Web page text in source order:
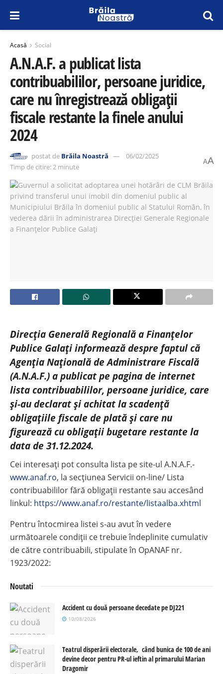
Acasă Social
A.N.A.F. a publicat lista
contribuabililor, persoane juridice,
care nu înregistrează obligaţii
fiscale restante la finele anului
2024
postat de Brăila Noastră
06/02/2025
Timp de citire: 2 minute
AA
Direcţia Generală Regională a Finanţelor
Publice Galaţi informează despre faptul că
Agenţia Naţională de Administrare Fiscală
(A.N.A.F.) a publicat pe pagina de internet
lista contribuabililor, persoane juridice, care
şi-au declarat şi achitat la scadenţă
obligaţiile fiscale de plată şi care nu
figurează cu obligaţii bugetare restante la
data de 31.12.2024.
Cei interesaţi pot consulta lista pe site-ul A.N.A.F.-
www.anaf.ro, la secţiunea Servicii on-line/ Lista
contribuabililor fără obligaţii restante sau accesând
linkul: https://www.anaf.ro/restante/listaalba.xhtml
Pentru întocmirea listei s-au avut în vedere
următoarele condiţii ce trebuie îndeplinite cumulativ
de către contribuabili, stipulate în OpANAF nr.
1923/2022:
Noutati
Accident cu două persoane decedate pe DJ221
10/08/2026
Teatrul disperării electorale, când bunica de 100 de ani
devine decor pentru PR-ul ieftin al primarului Marian
Dragomir